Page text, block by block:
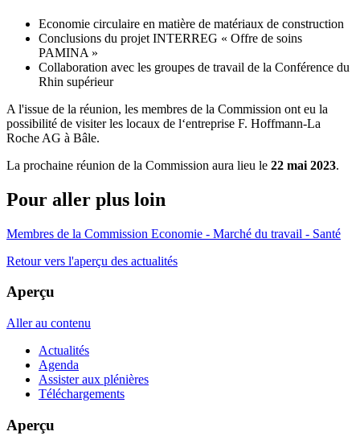
Economie circulaire en matière de matériaux de construction
Conclusions du projet INTERREG « Offre de soins
PAMINA »
Collaboration avec les groupes de travail de la Conférence du
Rhin supérieur
A l'issue de la réunion, les membres de la Commission ont eu la
possibilité de visiter les locaux de l‘entreprise F. Hoffmann-La
Roche AG à Bâle.
La prochaine réunion de la Commission aura lieu le 22 mai 2023.
Pour aller plus loin
Membres de la Commission Economie - Marché du travail - Santé
Retour vers l'aperçu des actualités
Aperçu
Aller au contenu
Actualités
Agenda
Assister aux plénières
Téléchargements
Aperçu